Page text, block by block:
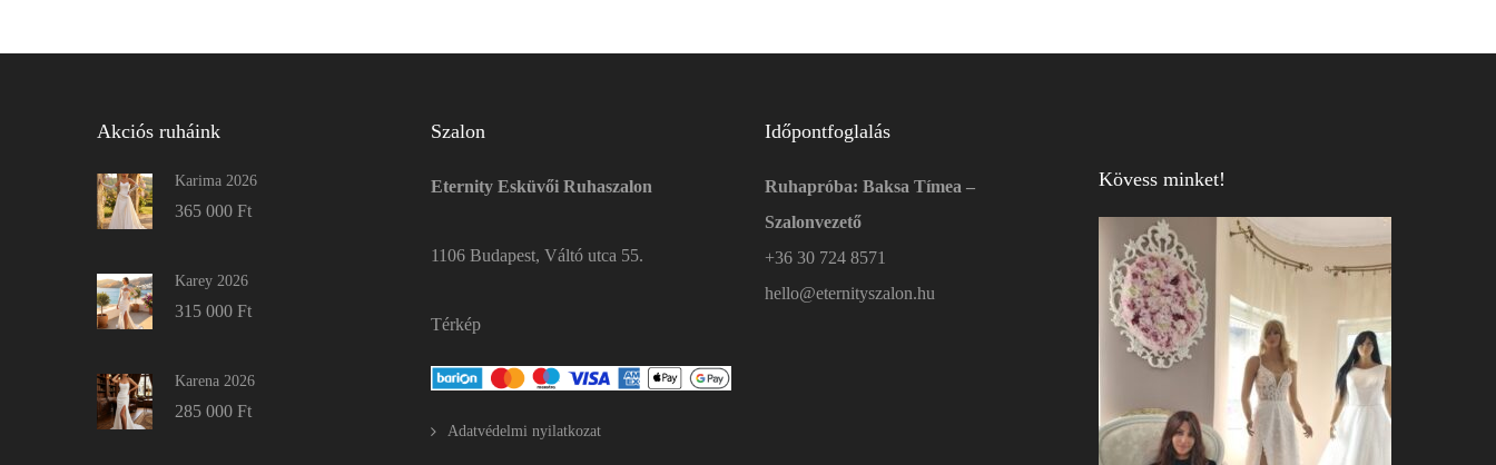
Akciós ruháink
Karima 2026
365 000 Ft
Karey 2026
315 000 Ft
Karena 2026
285 000 Ft
Szalon
Eternity Esküvői Ruhaszalon
1106 Budapest, Váltó utca 55.
Térkép
Adatvédelmi nyilatkozat
Időpontfoglalás
Ruhapróba: Baksa Tímea –
Szalonvezető
+36 30 724 8571
hello@eternityszalon.hu
Kövess minket!